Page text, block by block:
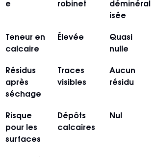
e
robinet
déminéral
isée
Teneur en
calcaire
Élevée
Quasi
nulle
Résidus
après
séchage
Traces
visibles
Aucun
résidu
Risque
pour les
surfaces
Dépôts
calcaires
Nul